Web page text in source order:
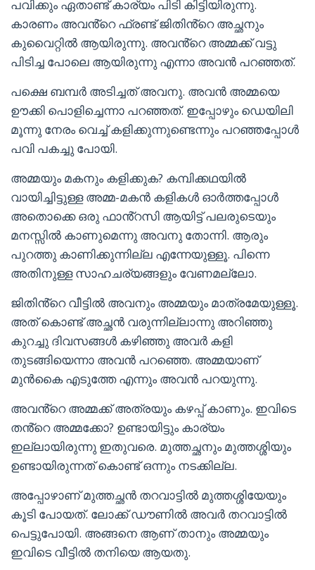
പവിക്കും ഏതാണ്ട് കാര്യം പിടി കിട്ടിയിരുന്നു.
കാരണം അവൻ്റെ ഫ്രണ്ട് ജിതിൻ്റെ അച്ഛനും
കുവൈറ്റിൽ ആയിരുന്നു. അവൻ്റെ അമ്മക്ക് വട്ടു
പിടിച്ച പോലെ ആയിരുന്നു എന്നാ അവൻ പറഞ്ഞത്.
പക്ഷെ ബമ്പർ അടിച്ചത് അവനു. അവൻ അമ്മയെ
ഊക്കി പൊളിച്ചെന്നാ പറഞ്ഞത്. ഇപ്പോഴും ഡെയിലി
മൂന്നു നേരം വെച്ച് കളിക്കുന്നുണ്ടെന്നും പറഞ്ഞപ്പോൾ
പവി പകച്ചു പോയി.
അമ്മയും മകനും കളിക്കുക? കമ്പിക്കഥയിൽ
വായിച്ചിട്ടുള്ള അമ്മ-മകൻ കളികൾ ഓർത്തപ്പോൾ
അതൊക്കെ ഒരു ഫാൻ്റസി ആയിട്ട് പലരുടെയും
മനസ്സിൽ കാണുമെന്നു അവനു തോന്നി. ആരും
പുറത്തു കാണിക്കുന്നില്ല എന്നേയുള്ളൂ. പിന്നെ
അതിനുള്ള സാഹചര്യങ്ങളും വേണമല്ലോ.
ജിതിൻ്റെ വീട്ടിൽ അവനും അമ്മയും മാത്രമേയുള്ളൂ.
അത് കൊണ്ട് അച്ഛൻ വരുന്നില്ലാന്നു അറിഞ്ഞു
കുറച്ചു ദിവസങ്ങൾ കഴിഞ്ഞു അവർ കളി
തുടങ്ങിയെന്നാ അവൻ പറഞ്ഞെ. അമ്മയാണ്
മുൻകൈ എടുത്തേ എന്നും അവൻ പറയുന്നു.
അവൻ്റെ അമ്മക്ക് അത്രയും കഴപ്പ് കാണും. ഇവിടെ
തൻ്റെ അമ്മക്കോ? ഉണ്ടായിട്ടും കാര്യം
ഇല്ലായിരുന്നു ഇതുവരെ. മുത്തച്ഛനും മുത്തശ്ശിയും
ഉണ്ടായിരുന്നത് കൊണ്ട് ഒന്നും നടക്കില്ല.
അപ്പോഴാണ് മുത്തച്ഛൻ തറവാട്ടിൽ മുത്തശ്ശിയേയും
കൂടി പോയത്. ലോക്ക് ഡൗണിൽ അവർ തറവാട്ടിൽ
പെട്ടുപോയി. അങ്ങനെ ആണ് താനും അമ്മയും
ഇവിടെ വീട്ടിൽ തനിയെ ആയതു.